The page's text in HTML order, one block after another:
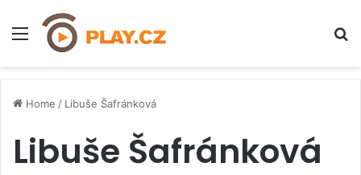
Menu
Home / Libuše Šafránková
Libuše Šafránková